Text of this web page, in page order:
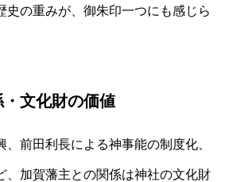
史の重みが、御朱印一つにも感じら
文化財の価値
、前田利長による神事能の制度化、
、加賀藩主との関係は神社の文化財